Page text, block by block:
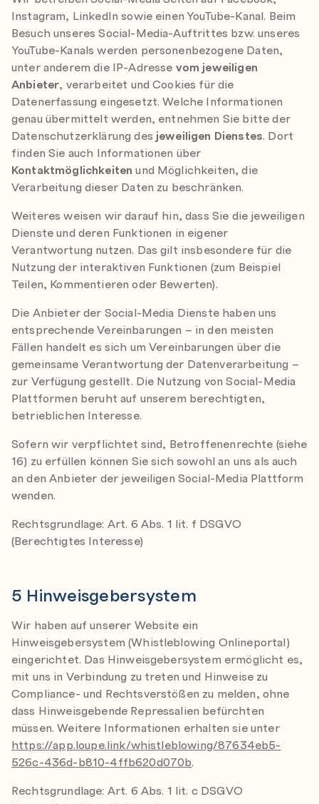
Instagram, LinkedIn sowie einen YouTube-Kanal. Beim
Besuch unseres Social-Media-Auftrittes bzw. unseres
YouTube-Kanals werden personenbezogene Daten,
unter anderem die IP-Adresse vom jeweiligen
Anbieter, verarbeitet und Cookies für die
Datenerfassung eingesetzt. Welche Informationen
genau übermittelt werden, entnehmen Sie bitte der
Datenschutzerklärung des jeweiligen Dienstes. Dort
finden Sie auch Informationen über
Kontaktmöglichkeiten und Möglichkeiten, die
Verarbeitung dieser Daten zu beschränken.
Weiteres weisen wir darauf hin, dass Sie die jeweiligen
Dienste und deren Funktionen in eigener
Verantwortung nutzen. Das gilt insbesondere für die
Nutzung der interaktiven Funktionen (zum Beispiel
Teilen, Kommentieren oder Bewerten).
Die Anbieter der Social-Media Dienste haben uns
entsprechende Vereinbarungen – in den meisten
Fällen handelt es sich um Vereinbarungen über die
gemeinsame Verantwortung der Datenverarbeitung –
zur Verfügung gestellt. Die Nutzung von Social-Media
Plattformen beruht auf unserem berechtigten,
betrieblichen Interesse.
Sofern wir verpflichtet sind, Betroffenenrechte (siehe
16) zu erfüllen können Sie sich sowohl an uns als auch
an den Anbieter der jeweiligen Social-Media Plattform
wenden.
Rechtsgrundlage: Art. 6 Abs. 1 lit. f DSGVO
(Berechtigtes Interesse)
5 Hinweisgebersystem
Wir haben auf unserer Website ein
Hinweisgebersystem (Whistleblowing Onlineportal)
eingerichtet. Das Hinweisgebersystem ermöglicht es,
mit uns in Verbindung zu treten und Hinweise zu
Compliance- und Rechtsverstößen zu melden, ohne
dass Hinweisgebende Repressalien befürchten
müssen. Weitere Informationen erhalten sie unter
https://app.loupe.link/whistleblowing/87634eb5-
526c-436d-b810-4ffb620d070b.
Rechtsgrundlage: Art. 6 Abs. 1 lit. c DSGVO